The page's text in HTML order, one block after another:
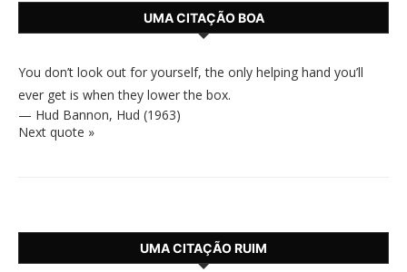
UMA CITAÇÃO BOA
You don’t look out for yourself, the only helping hand you’ll
ever get is when they lower the box.
— Hud Bannon, Hud (1963)
Next quote »
UMA CITAÇÃO RUIM